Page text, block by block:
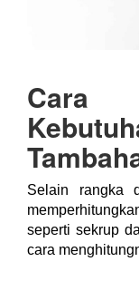
Cara
Selain rangka
seperti sekrup
cara